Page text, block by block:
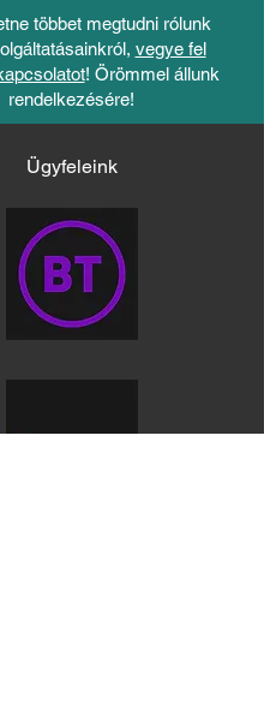
többet megtudni rólunk
vegye fel
! Örömmel állunk
rendelkezésére!
Ügyfeleink